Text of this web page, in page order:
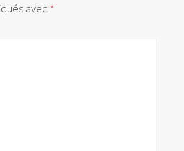
avec*